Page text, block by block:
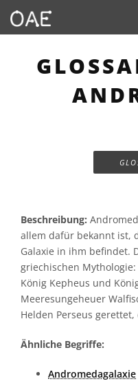
Beschreibung:
allem dafür bekannt ist,
Galaxie in ihm befindet.
griechischen
König Kepheus und
Meeresungeheuer
Helden Perseus
Ähnliche Begriffe:
Andromedagalaxie